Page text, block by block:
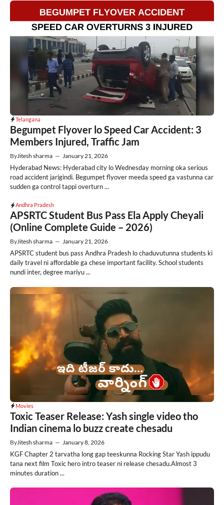
Telangana
Begumpet Flyover lo Speed Car Accident: 3
Members Injured, Traffic Jam
ByJitesh sharma — January 21, 2026
Hyderabad News: Hyderabad city lo Wednesday morning oka serious
road accident jarigindi. Begumpet flyover meeda speed ga vastunna car
sudden ga control tappi overturn ...
Andhra Pradesh
APSRTC Student Bus Pass Ela Apply Cheyali
(Online Complete Guide – 2026)
ByJitesh sharma — January 21, 2026
APSRTC student bus pass Andhra Pradesh lo chaduvutunna students ki
daily travel ni affordable ga chese important facility. School students
nundi inter, degree mariyu ...
Movies
Toxic Teaser Release: Yash single video tho
Indian cinema lo buzz create chesadu
ByJitesh sharma — January 8, 2026
KGF Chapter 2 tarvatha long gap teeskunna Rocking Star Yash ippudu
tana next film Toxic hero intro teaser ni release chesadu.Almost 3
minutes duration ...